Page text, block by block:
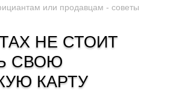
или продавцам - советы
НЕ СТОИТ
СВОЮ
КАРТУ